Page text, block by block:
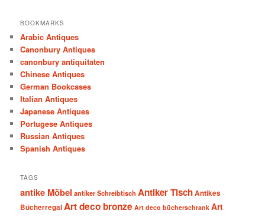
BOOKMARKS
Arabic Antiques
Canonbury Antiques
canonbury antiquitaten
Chinese Antiques
German Bookcases
Italian Antiques
Japanese Antiques
Portugese Antiques
Russian Antiques
Spanish Antiques
TAGS
antike Möbel antiker Schreibtisch Antiker TischAntikes
BücherregalArt deco bronze Art deco bücherschrank Art